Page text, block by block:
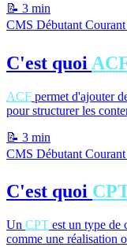
📝 3 min
CMS Débutant Courant
C'est quoi
ACF permet d'ajouter
pour structurer les
📝 3 min
CMS Débutant Courant
C'est quoi
Un CPT est un type de
comme une réalisation